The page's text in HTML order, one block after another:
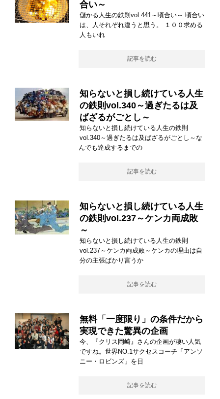
合い～
儲かる人生の鉄則vol.441～頃合い～ 頃合い
は、人それぞれ違うと思う。 １００求める
人もいれ
記事を読む
知らないと損し続けている人生
の鉄則vol.340～過ぎたるは及
ばざるがごとし～
知らないと損し続けている人生の鉄則
vol.340～過ぎたるは及ばざるがごとし～な
んでも達成するまでの
記事を読む
知らないと損し続けている人生
の鉄則vol.237～ケンカ両成敗
～
知らないと損し続けている人生の鉄則
vol.237～ケンカ両成敗～ケンカの理由は自
分の主張ばかり言うか
記事を読む
無料「一度限り」の条件だから
実現できた驚異の企画
今、『クリス岡崎』さんの企画が凄い人気
ですね。世界NO.1サクセスコーチ「アンソ
ニー・ロビンズ」を日
記事を読む